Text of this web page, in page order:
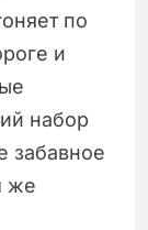
по
и
набор
забавное
же